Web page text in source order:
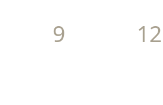
9 12